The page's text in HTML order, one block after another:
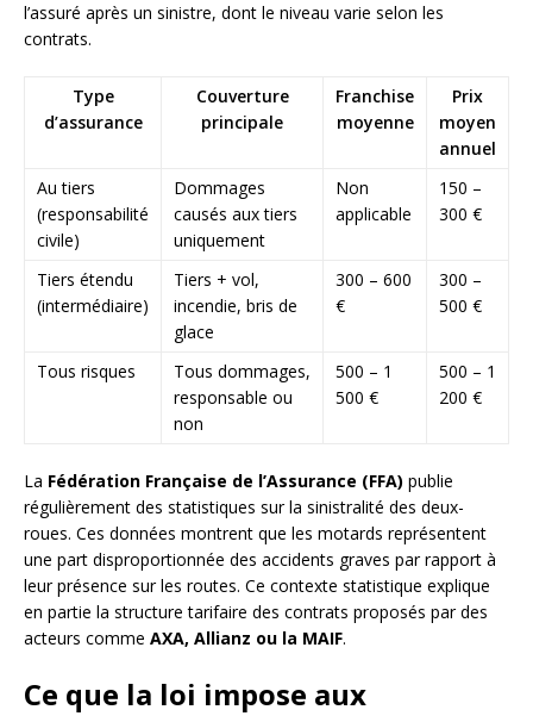
l’assuré après un sinistre, dont le niveau varie selon les
contrats.
Type
d’assurance
Couverture
principale
Franchise
moyenne
Prix
moyen
annuel
Au tiers
(responsabilité
civile)
Dommages
causés aux tiers
uniquement
Non
applicable
150 –
300 €
Tiers étendu
(intermédiaire)
Tiers + vol,
incendie, bris de
glace
300 – 600
€
300 –
500 €
Tous risques
Tous dommages,
responsable ou
non
500 – 1
500 €
500 – 1
200 €
La Fédération Française de l’Assurance (FFA) publie
régulièrement des statistiques sur la sinistralité des deux-
roues. Ces données montrent que les motards représentent
une part disproportionnée des accidents graves par rapport à
leur présence sur les routes. Ce contexte statistique explique
en partie la structure tarifaire des contrats proposés par des
acteurs comme AXA, Allianz ou la MAIF.
Ce que la loi impose aux